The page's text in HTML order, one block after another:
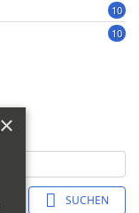
10
10
SUCHEN
×